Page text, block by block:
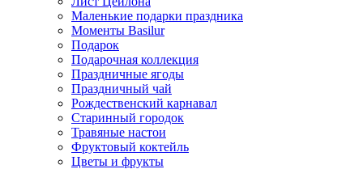
Маленькие подарки праздника
Моменты Basilur
Подарок
Подарочная коллекция
Праздничные ягоды
Праздничный чай
Рождественский карнавал
Старинный городок
Травяные настои
Фруктовый коктейль
Цветы и фрукты